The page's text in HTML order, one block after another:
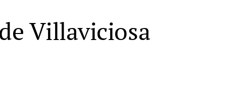
Villaviciosa